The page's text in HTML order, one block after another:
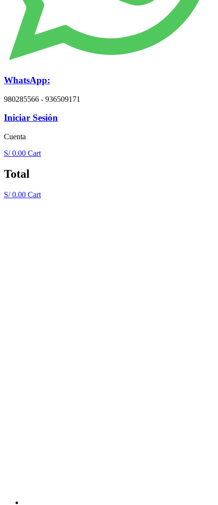
WhatsApp:
980285566 - 936509171
Iniciar Sesión
Cuenta
S/0.00 Cart
Total
S/0.00 Cart